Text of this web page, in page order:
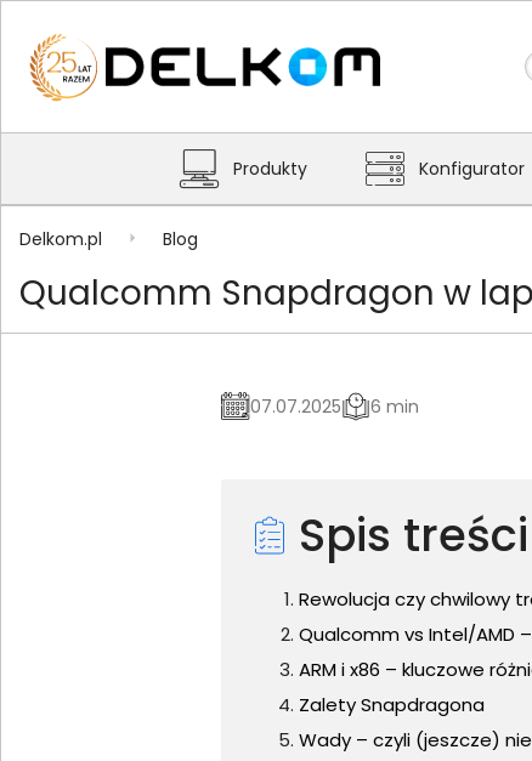
Produkty Konfigurator
Delkom.pl Blog
Qualcomm Snapdragon w
07.07.2025 6 min
Spis treści
Rewolucja czy chwilowy
Qualcomm vs Intel/AMD
ARM i x86 – kluczowe
Zalety Snapdragona
Wady – czyli (jeszcze)